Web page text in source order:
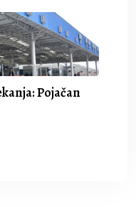
Pojačan